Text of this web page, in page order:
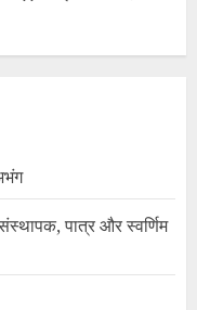
पात्र और स्वर्णिम